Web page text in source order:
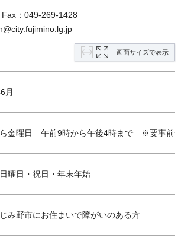
Fax：049-269-1428
画面サイズで表示
月
金曜日 午前9時から午後4時まで ※要事前
曜日・祝日・年末年始
み野市にお住まいで障がいのある方